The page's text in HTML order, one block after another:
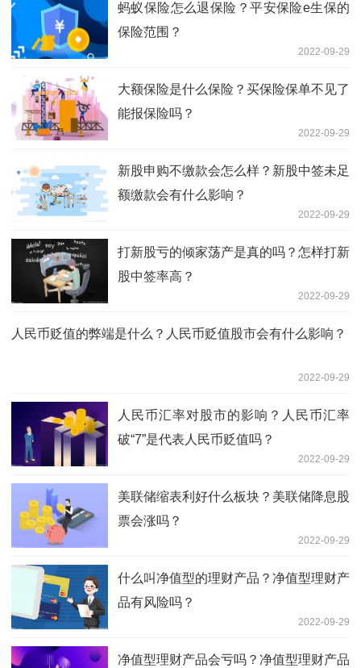
蚂蚁保险怎么退保险？平安保险e生保的
保险范围？
2022-09-29
大额保险是什么保险？买保险保单不见了
能报保险吗？
2022-09-29
新股申购不缴款会怎么样？新股中签未足
额缴款会有什么影响？
2022-09-29
打新股亏的倾家荡产是真的吗？怎样打新
股中签率高？
2022-09-29
人民币贬值的弊端是什么？人民币贬值股市会有什么影响？
2022-09-29
人民币汇率对股市的影响？人民币汇率
破“7”是代表人民币贬值吗？
2022-09-29
美联储缩表利好什么板块？美联储降息股
票会涨吗？
2022-09-29
什么叫净值型的理财产品？净值型理财产
品有风险吗？
2022-09-29
净值型理财产品会亏吗？净值型理财产品